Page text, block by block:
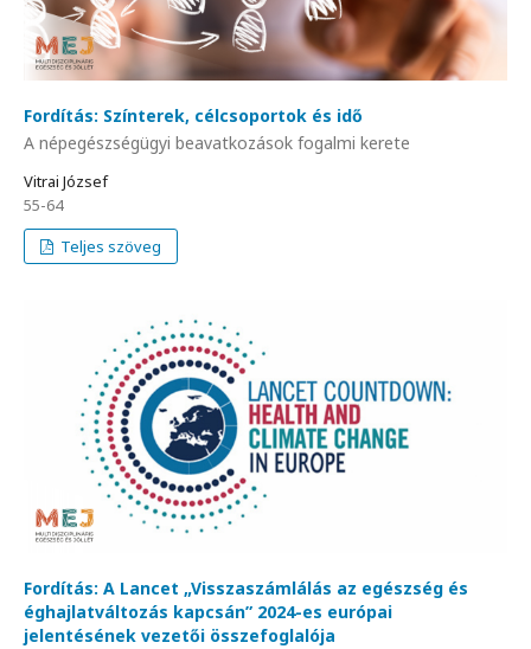
Fordítás: Színterek, célcsoportok és idő
A népegészségügyi beavatkozások fogalmi kerete
Vitrai József
55-64
Teljes szöveg
Fordítás: A Lancet „Visszaszámlálás az egészség és
éghajlatváltozás kapcsán” 2024-es európai
jelentésének vezetői összefoglalója